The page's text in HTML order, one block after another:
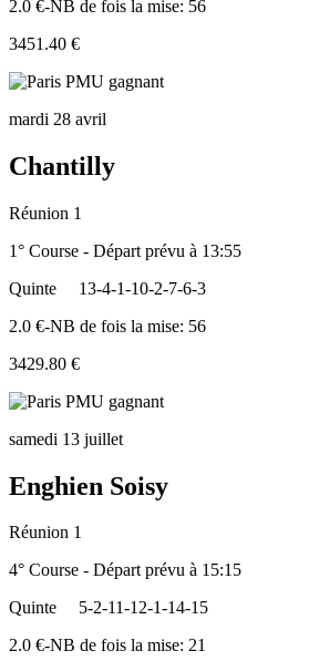
2.0 €-NB de fois la mise: 56
3451.40 €
mardi 28 avril
Chantilly
Réunion 1
1° Course - Départ prévu à 13:55
Quinte
13-4-1-10-2-7-6-3
2.0 €-NB de fois la mise: 56
3429.80 €
samedi 13 juillet
Enghien Soisy
Réunion 1
4° Course - Départ prévu à 15:15
Quinte
5-2-11-12-1-14-15
2.0 €-NB de fois la mise: 21